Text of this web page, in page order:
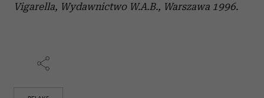
Vigarella, Wydawnictwo W.A.B., Warszawa 1996.